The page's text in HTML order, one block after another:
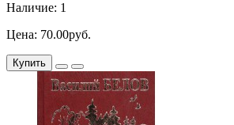
Наличие: 1
Цена: 70.00руб.
Купить